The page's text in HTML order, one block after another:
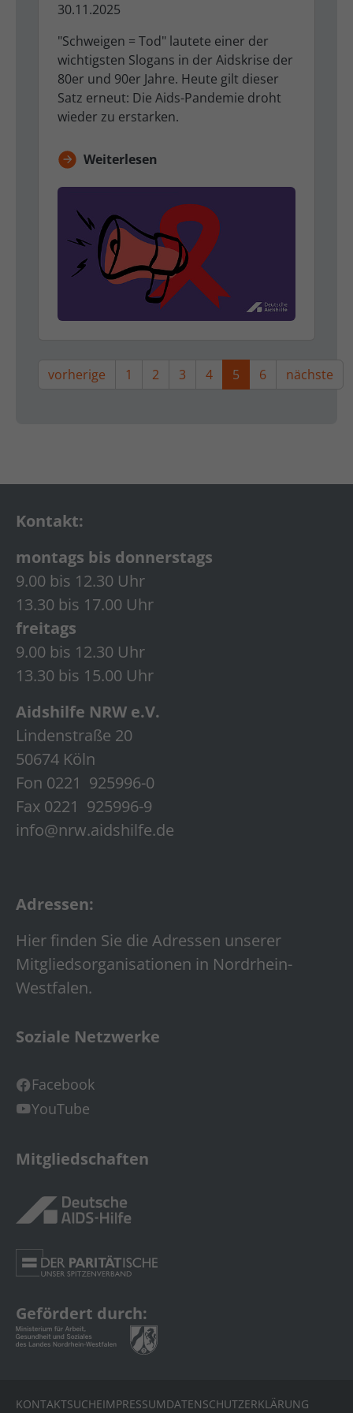
30.11.2025
"Schweigen = Tod" lautete einer der
wichtigsten Slogans in der Aidskrise der
80er und 90er Jahre. Heute gilt dieser
Satz erneut: Die Aids-Pandemie droht
wieder zu erstarken.
Weiterlesen
vorherige 1 2 3 4 5 6 nächste
Kontakt:
montags bis donnerstags
9.00 bis 12.30 Uhr
13.30 bis 17.00 Uhr
freitags
9.00 bis 12.30 Uhr
13.30 bis 15.00 Uhr
Aidshilfe NRW e.V.
Lindenstraße 20
50674 Köln
Fon 0221 925996-0
Fax 0221 925996-9
info@nrw.aidshilfe.de
Adressen:
Hier finden Sie die Adressen unserer
Mitgliedsorganisationen in Nordrhein-
Westfalen.
Soziale Netzwerke
Facebook
YouTube
Mitgliedschaften
Gefördert durch:
KONTAKTSUCHEIMPRESSUMDATENSCHUTZERKLÄRUNG